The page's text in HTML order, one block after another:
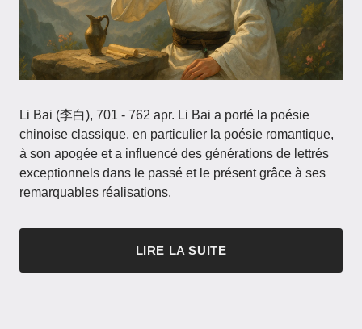
Li Bai (李白), 701 - 762 apr. Li Bai a porté la poésie
chinoise classique, en particulier la poésie romantique,
à son apogée et a influencé des générations de lettrés
exceptionnels dans le passé et le présent grâce à ses
remarquables réalisations.
LIRE LA SUITE